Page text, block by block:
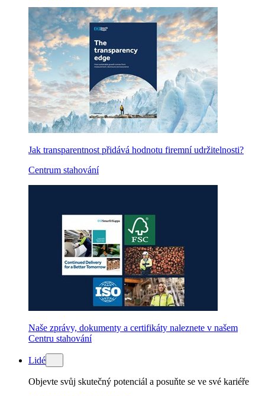
Jak transparentnost přidává hodnotu firemní udržitelnosti?
Centrum stahování
Naše zprávy, dokumenty a certifikáty naleznete v našem
Centru stahování
Lidé
Objevte svůj skutečný potenciál a posuňte se ve své kariéře